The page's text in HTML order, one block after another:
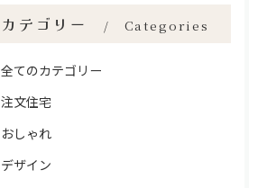
カテゴリー Categories
全てのカテゴリー
注文住宅
おしゃれ
デザイン